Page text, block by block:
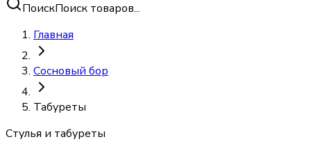
ПоискПоиск товаров...
Главная
Сосновый бор
Табуреты
Стулья и табуреты